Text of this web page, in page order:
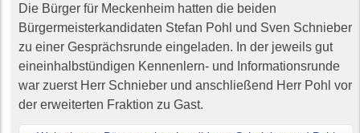
Die Bürger für Meckenheim hatten die beiden
Bürgermeisterkandidaten Stefan Pohl und Sven Schnieber
zu einer Gesprächsrunde eingeladen. In der jeweils gut
eineinhalbstündigen Kennenlern- und Informationsrunde
war zuerst Herr Schnieber und anschließend Herr Pohl vor
der erweiterten Fraktion zu Gast.